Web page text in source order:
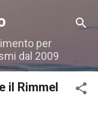
per
dal 2009
il Rimmel